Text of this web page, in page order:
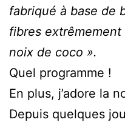
fabriqué à base de
fibres
noix de coco ».
Quel programme !
En plus, j’adore la
Depuis quelques